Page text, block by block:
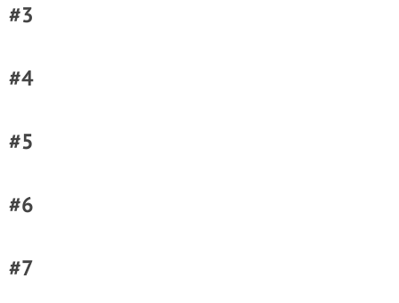
#3
#4
#5
#6
#7